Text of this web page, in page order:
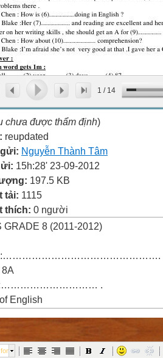
1 / 14
chưa được thẩm định)
reupdated
Nguyễn Thành Tâm
15h:28' 23-09-2012
197.5 KB
tải: 1115
thích: 0 người
GRADE 8 (2011-2012)
:………………………… .
English